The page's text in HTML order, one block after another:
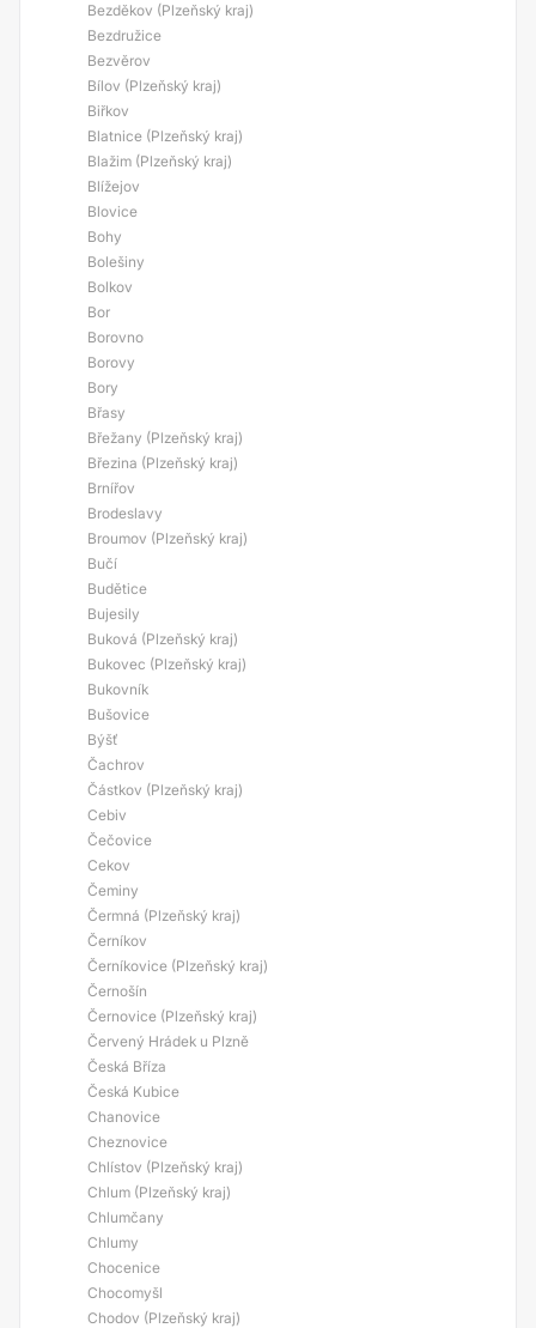
Bezděkov (Plzeňský kraj)
Bezdružice
Bezvěrov
Bílov (Plzeňský kraj)
Biřkov
Blatnice (Plzeňský kraj)
Blažim (Plzeňský kraj)
Blížejov
Blovice
Bohy
Bolešiny
Bolkov
Bor
Borovno
Borovy
Bory
Břasy
Břežany (Plzeňský kraj)
Březina (Plzeňský kraj)
Brnířov
Brodeslavy
Broumov (Plzeňský kraj)
Bučí
Budětice
Bujesily
Buková (Plzeňský kraj)
Bukovec (Plzeňský kraj)
Bukovník
Bušovice
Býšť
Čachrov
Částkov (Plzeňský kraj)
Cebiv
Čečovice
Cekov
Čeminy
Čermná (Plzeňský kraj)
Černíkov
Černíkovice (Plzeňský kraj)
Černošín
Černovice (Plzeňský kraj)
Červený Hrádek u Plzně
Česká Bříza
Česká Kubice
Chanovice
Cheznovice
Chlístov (Plzeňský kraj)
Chlum (Plzeňský kraj)
Chlumčany
Chlumy
Chocenice
Chocomyšl
Chodov (Plzeňský kraj)